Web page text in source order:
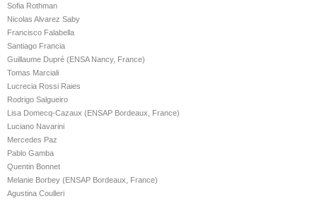
Sofia Rothman
Nicolas Alvarez Saby
Francisco Falabella
Santiago Francia
Guillaume Dupré (ENSA Nancy, France)
Tomas Marciali
Lucrecia Rossi Raies
Rodrigo Salgueiro
Lisa Domecq-Cazaux (ENSAP Bordeaux, France)
Luciano Navarini
Mercedes Paz
Pablo Gamba
Quentin Bonnet
Melanie Borbey (ENSAP Bordeaux, France)
Agustina Coulleri